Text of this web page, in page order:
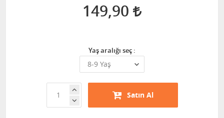
149,90
Yaş aralığı seç :
Satın Al